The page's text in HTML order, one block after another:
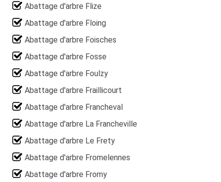
Abattage d'arbre Flize
Abattage d'arbre Floing
Abattage d'arbre Foisches
Abattage d'arbre Fosse
Abattage d'arbre Foulzy
Abattage d'arbre Fraillicourt
Abattage d'arbre Francheval
Abattage d'arbre La Francheville
Abattage d'arbre Le Frety
Abattage d'arbre Fromelennes
Abattage d'arbre Fromy